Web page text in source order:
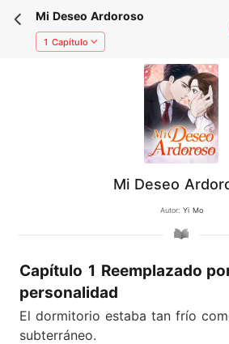
Mi Deseo Ardoroso
1 Capítulo
Mi Deseo
Autor: Yi Mo
Capítulo 1 Reemplazado
personalidad
El dormitorio estaba tan frío
subterráneo.